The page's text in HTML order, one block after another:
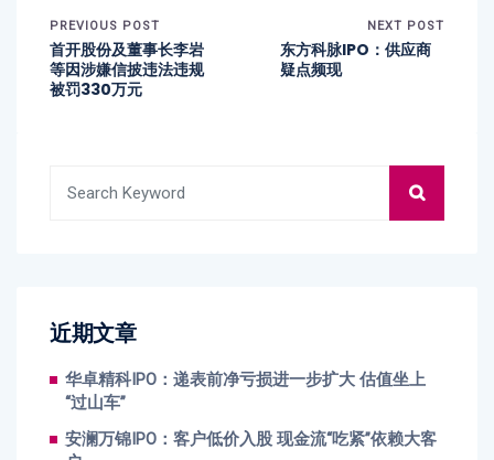
PREVIOUS POST
首开股份及董事长李岩
等因涉嫌信披违法违规
被罚330万元
NEXT POST
东方科脉IPO：供应商
疑点频现
近期文章
华卓精科IPO：递表前净亏损进一步扩大 估值坐上
“过山车”
安澜万锦IPO：客户低价入股 现金流“吃紧”依赖大客